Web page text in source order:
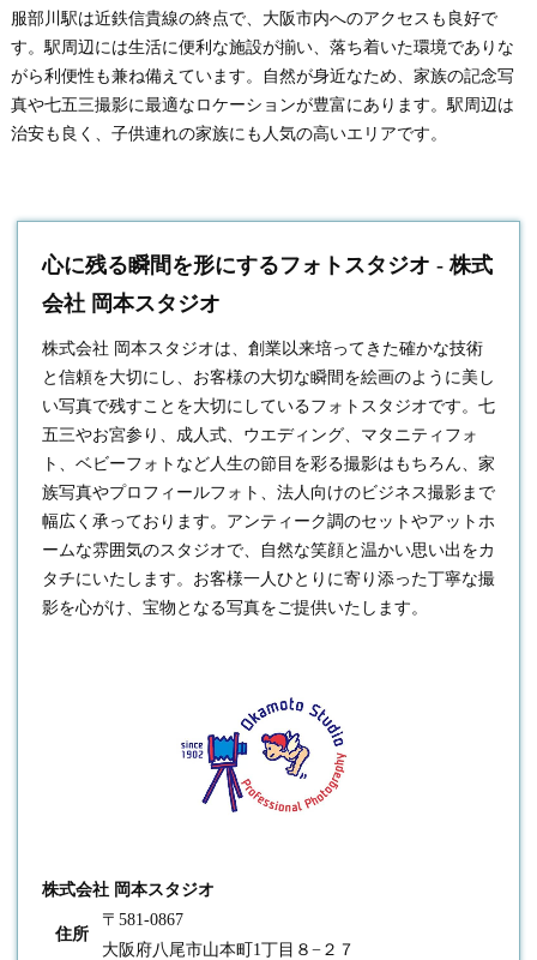
服部川駅は近鉄信貴線の終点で、大阪市内へのアクセスも良好で
す。駅周辺には生活に便利な施設が揃い、落ち着いた環境でありな
がら利便性も兼ね備えています。自然が身近なため、家族の記念写
真や七五三撮影に最適なロケーションが豊富にあります。駅周辺は
治安も良く、子供連れの家族にも人気の高いエリアです。
心に残る瞬間を形にするフォトスタジオ - 株式
会社 岡本スタジオ
株式会社 岡本スタジオは、創業以来培ってきた確かな技術
と信頼を大切にし、お客様の大切な瞬間を絵画のように美し
い写真で残すことを大切にしているフォトスタジオです。七
五三やお宮参り、成人式、ウエディング、マタニティフォ
ト、ベビーフォトなど人生の節目を彩る撮影はもちろん、家
族写真やプロフィールフォト、法人向けのビジネス撮影まで
幅広く承っております。アンティーク調のセットやアットホ
ームな雰囲気のスタジオで、自然な笑顔と温かい思い出をカ
タチにいたします。お客様一人ひとりに寄り添った丁寧な撮
影を心がけ、宝物となる写真をご提供いたします。
株式会社 岡本スタジオ
住所
〒581-0867
大阪府八尾市山本町1丁目８−２７